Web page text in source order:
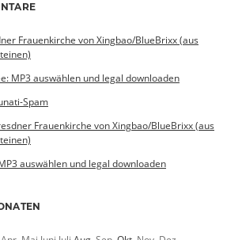
Frauenkirche von Xingbao/BlueBrixx (aus
MP3 auswählen und legal downloaden
Spam
Frauenkirche von Xingbao/BlueBrixx (aus
auswählen und legal downloaden